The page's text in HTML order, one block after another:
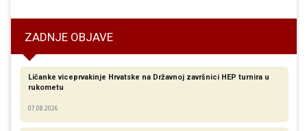
ZADNJE OBJAVE
Ličanke viceprvakinje Hrvatske na Državnoj završnici HEP turnira u
rukometu
07.08.2026